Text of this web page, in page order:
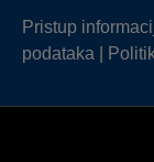
Pristup
podataka